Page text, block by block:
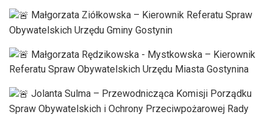
Małgorzata Ziółkowska – Kierownik Referatu Spraw
Obywatelskich Urzędu Gminy Gostynin
Małgorzata Rędzikowska - Mystkowska – Kierownik
Referatu Spraw Obywatelskich Urzędu Miasta Gostynina
Jolanta Sulma – Przewodnicząca Komisji Porządku
Spraw Obywatelskich i Ochrony Przeciwpożarowej Rady